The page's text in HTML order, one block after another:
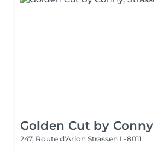
Golden Cut by Conny
247, Route d'Arlon Strassen L-8011